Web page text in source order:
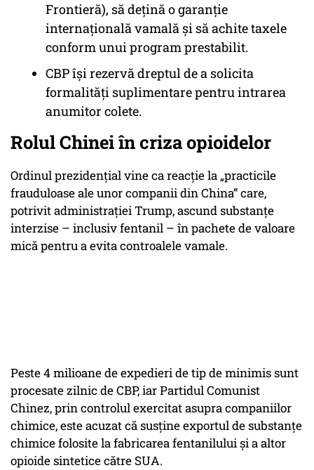
Frontieră), să dețină o garanție
internațională vamală și să achite taxele
conform unui program prestabilit.
CBP își rezervă dreptul de a solicita
formalități suplimentare pentru intrarea
anumitor colete.
Rolul Chinei în criza opioidelor
Ordinul prezidențial vine ca reacție la „practicile
frauduloase ale unor companii din China” care,
potrivit administrației Trump, ascund substanțe
interzise – inclusiv fentanil – în pachete de valoare
mică pentru a evita controalele vamale.
Peste 4 milioane de expedieri de tip de minimis sunt
procesate zilnic de CBP, iar Partidul Comunist
Chinez, prin controlul exercitat asupra companiilor
chimice, este acuzat că susține exportul de substanțe
chimice folosite la fabricarea fentanilului și a altor
opioide sintetice către SUA.